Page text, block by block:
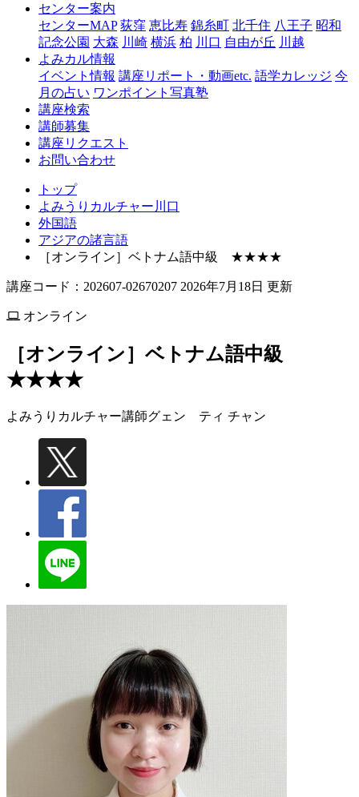
口
センター案内
センターMAP 荻窪 恵比寿 錦糸町 北千住 八王子 昭和
記念公園 大森 川崎 横浜 柏 川口 自由が丘 川越
よみカル情報
イベント情報 講座リポート・動画etc. 語学カレッジ 今
月の占い ワンポイント写真塾
講座検索
講師募集
講座リクエスト
お問い合わせ
トップ
よみうりカルチャー川口
外国語
アジアの諸言語
［オンライン］ベトナム語中級 ★★★★
講座コード：202607-02670207 2026年7月18日 更新
オンライン
［オンライン］ベトナム語中級
★★★★
よみうりカルチャー講師グェン ティ チャン